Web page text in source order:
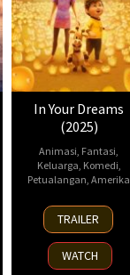
In Your Dreams
(2025)
Animasi Fantasi
Keluarga Komedi
Petualangan Amerika
7
Nov
2025
Alex
Woo,
Erik
Benson
TRAILER
WATCH